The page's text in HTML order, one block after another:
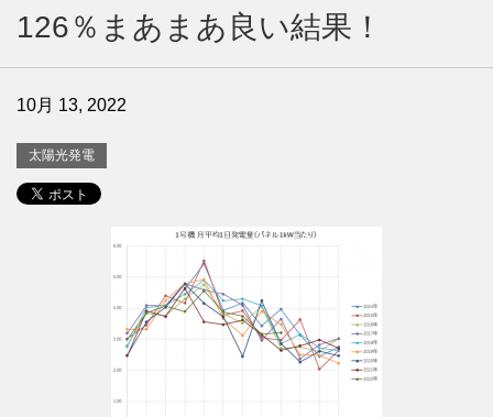
126％まあまあ良い結果！
10月 13, 2022
太陽光発電